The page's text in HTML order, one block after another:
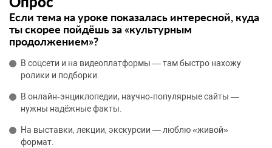
Если тема на уроке показалась интересной, куда
ты скорее пойдёшь за «культурным
продолжением»?
В соцсети и на видеоплатформы — там быстро нахожу
ролики и подборки.
В онлайн‑энциклопедии, научно‑популярные сайты —
нужны надёжные факты.
На выставки, лекции, экскурсии — люблю «живой»
формат.